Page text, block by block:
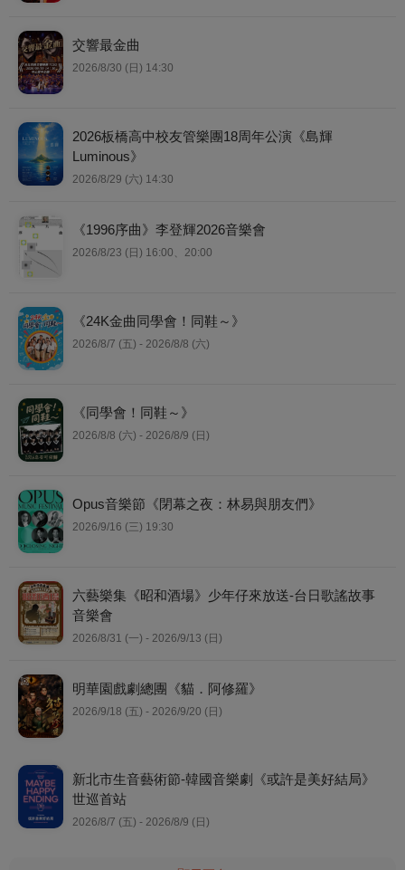
交響最金曲
2026/8/30 (日) 14:30
2026板橋高中校友管樂團18周年公演《島輝
Luminous》
2026/8/29 (六) 14:30
《1996序曲》李登輝2026音樂會
2026/8/23 (日) 16:00、20:00
《24K金曲同學會！同鞋～》
2026/8/7 (五) - 2026/8/8 (六)
《同學會！同鞋～》
2026/8/8 (六) - 2026/8/9 (日)
Opus音樂節《閉幕之夜：林易與朋友們》
2026/9/16 (三) 19:30
六藝樂集《昭和酒場》少年仔來放送-台日歌謠故事
音樂會
2026/8/31 (一) - 2026/9/13 (日)
明華園戲劇總團《貓．阿修羅》
2026/9/18 (五) - 2026/9/20 (日)
新北市生音藝術節-韓國音樂劇《或許是美好結局》
世巡首站
2026/8/7 (五) - 2026/8/9 (日)